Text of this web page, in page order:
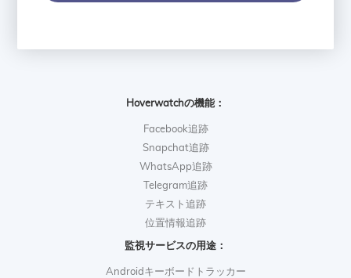
Hoverwatchの機能：
Facebook追跡
Snapchat追跡
WhatsApp追跡
Telegram追跡
テキスト追跡
位置情報追跡
監視サービスの用途：
Androidキーボードトラッカー